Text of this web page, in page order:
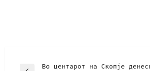
Во центарот на Скопје